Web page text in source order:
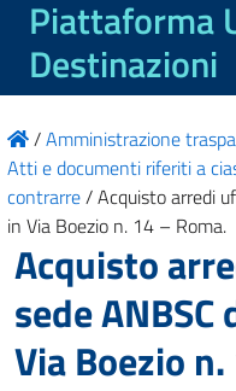
Piattaforma
Destinazioni
/Amministrazione
Atti e documenti riferiti a
contrarre/Acquisto arredi
in Via Boezio n. 14 – Roma.
Acquisto
sede
Via Boezio